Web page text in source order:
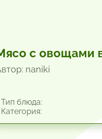
с овощами
naniki
блюда: